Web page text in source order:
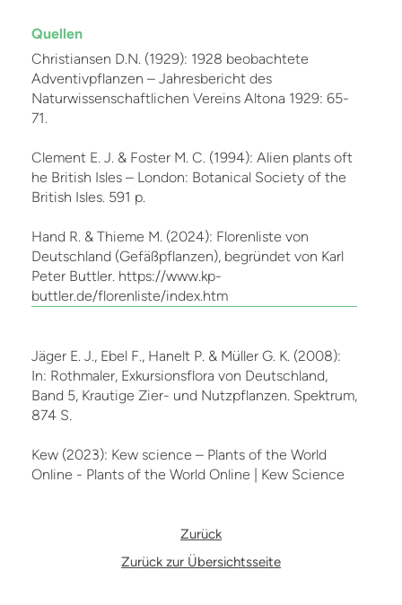
Quellen
Christiansen D.N. (1929): 1928 beobachtete
Adventivpflanzen – Jahresbericht des
Naturwissenschaftlichen Vereins Altona 1929: 65-
71.
Clement E. J. & Foster M. C. (1994): Alien plants oft
he British Isles – London: Botanical Society of the
British Isles. 591 p.
Hand R. & Thieme M. (2024): Florenliste von
Deutschland (Gefäßpflanzen), begründet von Karl
Peter Buttler. https://www.kp-
buttler.de/florenliste/index.htm
Jäger E. J., Ebel F., Hanelt P. & Müller G. K. (2008):
In: Rothmaler, Exkursionsflora von Deutschland,
Band 5, Krautige Zier- und Nutzpflanzen. Spektrum,
874 S.
Kew (2023): Kew science – Plants of the World
Online - Plants of the World Online | Kew Science
Zurück
Zurück zur Übersichtsseite